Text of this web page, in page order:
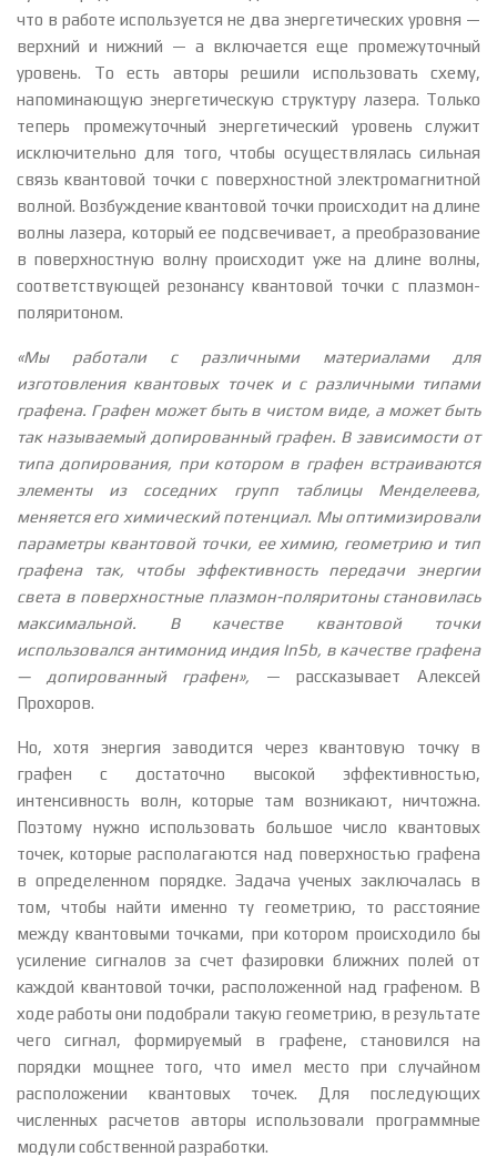
что в работе используется не два энергетических уровня —
верхний и нижний — а включается еще промежуточный
уровень. То есть авторы решили использовать схему,
напоминающую энергетическую структуру лазера. Только
теперь промежуточный энергетический уровень служит
исключительно для того, чтобы осуществлялась сильная
связь квантовой точки с поверхностной электромагнитной
волной. Возбуждение квантовой точки происходит на длине
волны лазера, который ее подсвечивает, а преобразование
в поверхностную волну происходит уже на длине волны,
соответствующей резонансу квантовой точки с плазмон-
поляритоном.
«Мы работали с различными материалами для
изготовления квантовых точек и с различными типами
графена. Графен может быть в чистом виде, а может быть
так называемый допированный графен. В зависимости от
типа допирования, при котором в графен встраиваются
элементы из соседних групп таблицы Менделеева,
меняется его химический потенциал. Мы оптимизировали
параметры квантовой точки, ее химию, геометрию и тип
графена так, чтобы эффективность передачи энергии
света в поверхностные плазмон-поляритоны становилась
максимальной. В качестве квантовой точки
использовался антимонид индия InSb, в качестве графена
— допированный графен», — рассказывает Алексей
Прохоров.
Но, хотя энергия заводится через квантовую точку в
графен с достаточно высокой эффективностью,
интенсивность волн, которые там возникают, ничтожна.
Поэтому нужно использовать большое число квантовых
точек, которые располагаются над поверхностью графена
в определенном порядке. Задача ученых заключалась в
том, чтобы найти именно ту геометрию, то расстояние
между квантовыми точками, при котором происходило бы
усиление сигналов за счет фазировки ближних полей от
каждой квантовой точки, расположенной над графеном. В
ходе работы они подобрали такую геометрию, в результате
чего сигнал, формируемый в графене, становился на
порядки мощнее того, что имел место при случайном
расположении квантовых точек. Для последующих
численных расчетов авторы использовали программные
модули собственной разработки.